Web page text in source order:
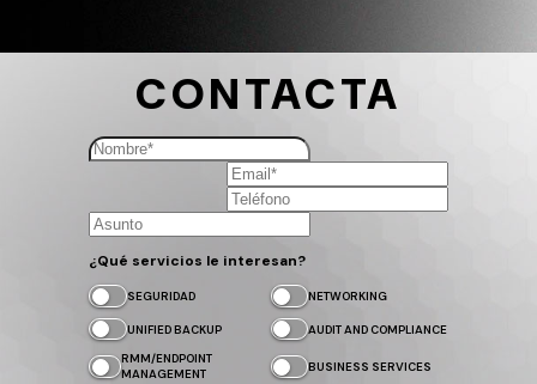
CONTACTA
¿Qué servicios le interesan?
SEGURIDAD NETWORKING
UNIFIED BACKUP
AUDIT AND COMPLIANCE
RMM/ENDPOINT
MANAGEMENT
BUSINESS SERVICES